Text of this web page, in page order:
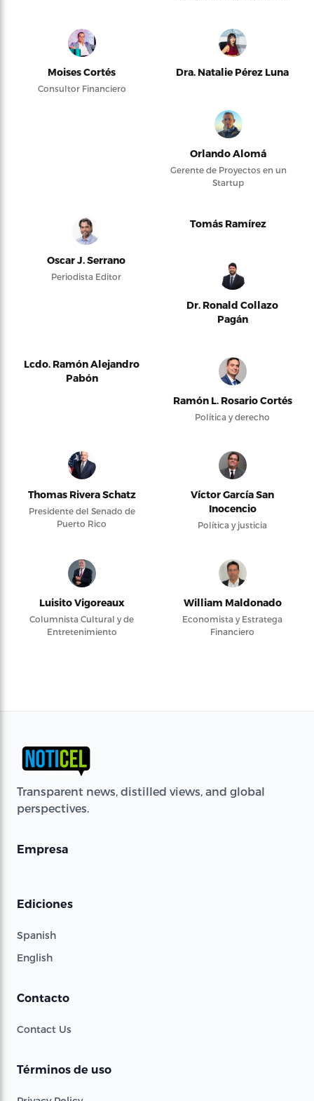
Moises Cortés
Consultor Financiero
Dra. Natalie Pérez Luna
Orlando Alomá
Gerente de Proyectos en un
Startup
Oscar J. Serrano
Periodista Editor
Tomás Ramírez
Dr. Ronald Collazo
Pagán
Lcdo. Ramón Alejandro
Pabón
Ramón L. Rosario Cortés
Política y derecho
Thomas Rivera Schatz
Presidente del Senado de
Puerto Rico
Víctor García San
Inocencio
Política y justicia
Luisito Vigoreaux
Columnista Cultural y de
Entretenimiento
William Maldonado
Economista y Estratega
Financiero
Transparent news, distilled views, and global
perspectives.
Empresa
Ediciones
Spanish
English
Contacto
Contact Us
Términos de uso